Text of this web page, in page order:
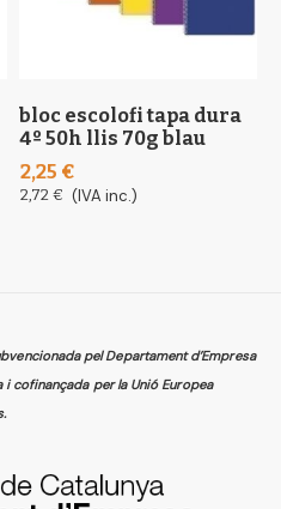
bloc escolofi tapa dura
4º 50h llis 70g blau
2,25 €
2,72 € (IVA inc.)
pel Departament d’Empresa
i cofinançada per la Unió Europea